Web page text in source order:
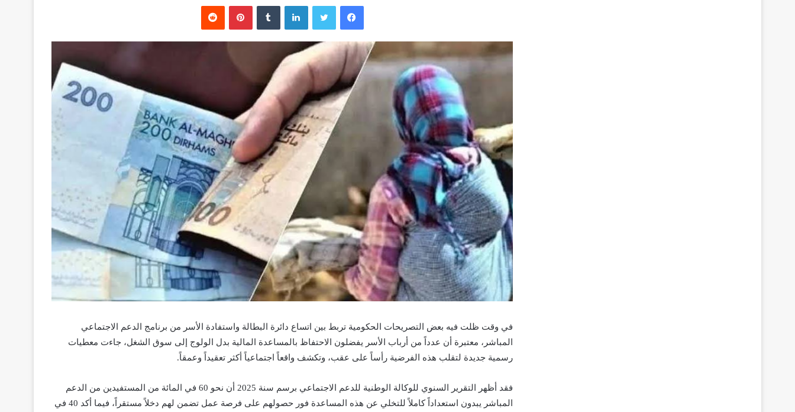
فيسبوك تويتر لينكدإن بينتيريست
في وقت ظلت فيه بعض التصريحات الحكومية تربط بين اتساع دائرة البطالة واستفادة الأسر من برنامج الدعم الاجتماعي
المباشر، معتبرة أن عدداً من أرباب الأسر يفضلون الاحتفاظ بالمساعدة المالية بدل الولوج إلى سوق الشغل، جاءت معطيات
رسمية جديدة لتقلب هذه الفرضية رأساً على عقب، وتكشف واقعاً اجتماعياً أكثر تعقيداً وعمقاً.
فقد أظهر التقرير السنوي للوكالة الوطنية للدعم الاجتماعي برسم سنة 2025 أن نحو 60 في المائة من المستفيدين من الدعم
المباشر يبدون استعداداً كاملاً للتخلي عن هذه المساعدة فور حصولهم على فرصة عمل تضمن لهم دخلاً مستقراً، فيما أكد 40 في